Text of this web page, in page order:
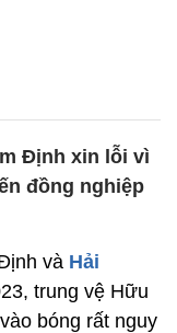
Định xin lỗi vì
đồng nghiệp
và Hải
trung vệ Hữu
bóng rất nguy